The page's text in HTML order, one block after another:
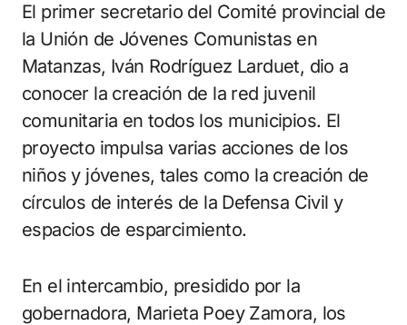
El primer secretario del Comité provincial de
la Unión de Jóvenes Comunistas en
Matanzas, Iván Rodríguez Larduet, dio a
conocer la creación de la red juvenil
comunitaria en todos los municipios. El
proyecto impulsa varias acciones de los
niños y jóvenes, tales como la creación de
círculos de interés de la Defensa Civil y
espacios de esparcimiento.
En el intercambio, presidido por la
gobernadora, Marieta Poey Zamora, los